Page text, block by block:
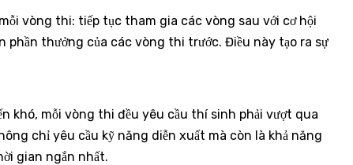
vòng thi: tiếp tục tham gia các vòng sau với cơ hội
phần thưởng của các vòng thi trước. Điều này tạo ra sự
khó, mỗi vòng thi đều yêu cầu thí sinh phải vượt qua
chỉ yêu cầu kỹ năng diễn xuất mà còn là khả năng
gian ngắn nhất.